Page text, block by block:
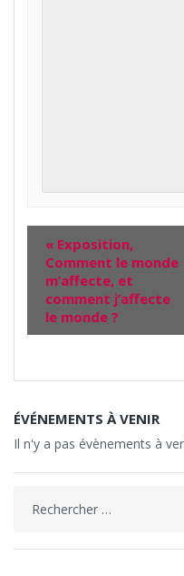
« Exposition,
Comment le monde
m’affecte, et
comment j’affecte
le monde ?
ÉVÉNEMENTS À VENIR
Il n'y a pas évènements à